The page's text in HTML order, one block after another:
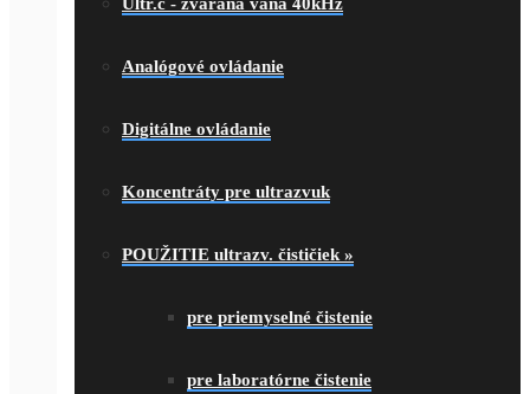
Analógové ovládanie
Digitálne ovládanie
Koncentráty pre ultrazvuk
POUŽITIE ultrazv. čističiek »
pre priemyselné čistenie
pre laboratórne čistenie